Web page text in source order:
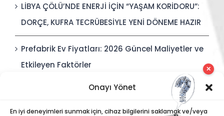
Onayı Yönet
En iyi deneyimleri sunmak için, cihaz bilgilerini saklamak ve/veya
LİBYA ÇÖLÜ’NDE ENERJİ İÇİN “YAŞAM KORİDORU”:
DORÇE, KUFRA TECRÜBESİYLE YENİ DÖNEME HAZIR
Prefabrik Ev Fiyatları: 2026 Güncel Maliyetler ve
Etkileyen Faktörler
Polis Karakolları: Güvenli, Entegre ve Hızlı İnşa
Edilebilir Kamu Güvenliği Yapıları
✕